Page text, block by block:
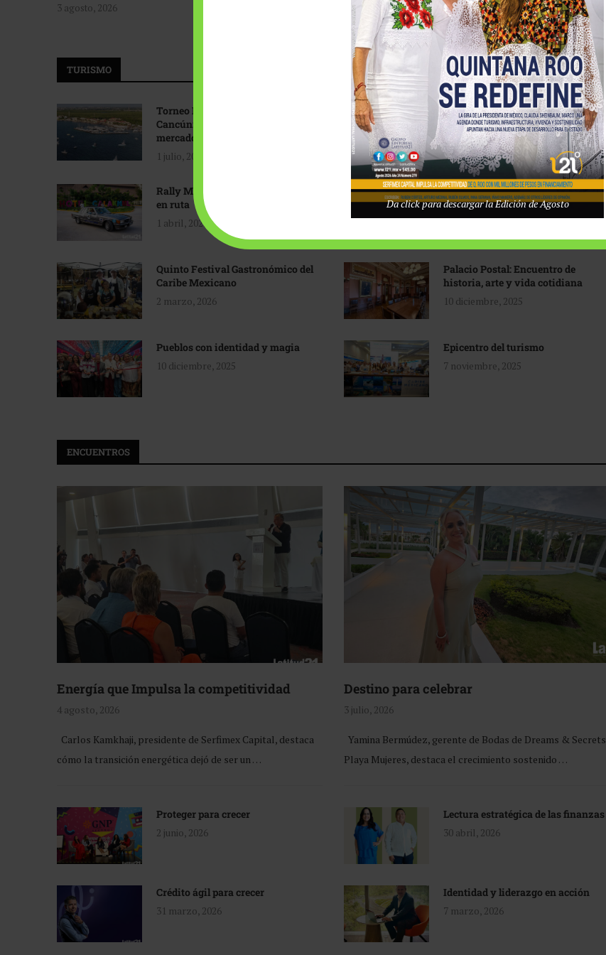
3 agosto, 2026
Tecnológico de Monterrey
3 agosto, 2026
TURISMO
Torneo Internacional de Pesca
Cancún: Navegando hacia nuevos
mercados
1 julio, 2026
Promoción turística con visión
1 abril, 2026
Rally Maya: Herencia automotriz
en ruta
1 abril, 2026
Industria global en
reconfiguración
31 marzo, 2026
Quinto Festival Gastronómico del
Caribe Mexicano
2 marzo, 2026
Palacio Postal: Encuentro de
historia, arte y vida cotidiana
10 diciembre, 2025
Pueblos con identidad y magia
10 diciembre, 2025
Epicentro del turismo
7 noviembre, 2025
ENCUENTROS
Energía que Impulsa la competitividad
4 agosto, 2026
Carlos Kamkhaji, presidente de Serfimex Capital, destaca
cómo la transición energética dejó de ser un …
Destino para celebrar
3 julio, 2026
Yamina Bermúdez, gerente de Bodas de Dreams & Secrets
Playa Mujeres, destaca el crecimiento sostenido …
Proteger para crecer
2 junio, 2026
Lectura estratégica de las finanzas
30 abril, 2026
Crédito ágil para crecer
31 marzo, 2026
Identidad y liderazgo en acción
7 marzo, 2026
Da click para descargar la Edición de Agosto